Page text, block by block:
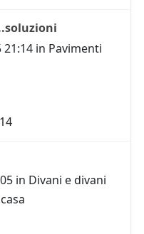
21:14 in Pavimenti
in Divani e divani